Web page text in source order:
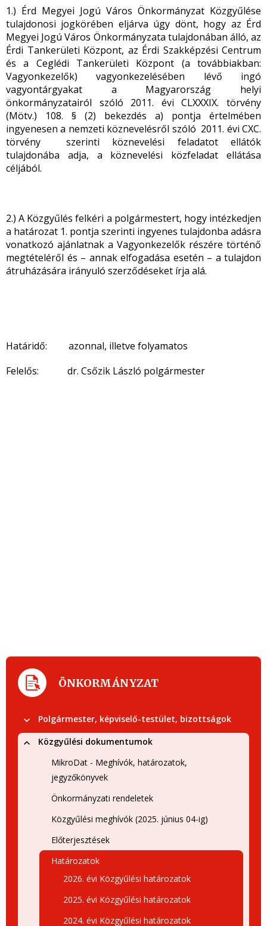
1.) Érd Megyei Jogú Város Önkormányzat Közgyűlése
tulajdonosi jogkörében eljárva úgy dönt, hogy az Érd
Megyei Jogú Város Önkormányzata tulajdonában álló, az
Érdi Tankerületi Központ, az Érdi Szakképzési Centrum
és a Ceglédi Tankerületi Központ (a továbbiakban:
Vagyonkezelők) vagyonkezelésében lévő ingó
vagyontárgyakat a Magyarország helyi
önkormányzatairól szóló 2011. évi CLXXXIX. törvény
(Mötv.) 108. § (2) bekezdés a) pontja értelmében
ingyenesen a nemzeti köznevelésről szóló 2011. évi CXC.
törvény szerinti köznevelési feladatot ellátók
tulajdonába adja, a köznevelési közfeladat ellátása
céljából.
2.) A Közgyűlés felkéri a polgármestert, hogy intézkedjen
a határozat 1. pontja szerinti ingyenes tulajdonba adásra
vonatkozó ajánlatnak a Vagyonkezelők részére történő
megtételéről és – annak elfogadása esetén – a tulajdon
átruházására irányuló szerződéseket írja alá.
Határidő: azonnal, illetve folyamatos
Felelős: dr. Csőzik László polgármester
ÖNKORMÁNYZAT
Polgármester, képviselő-testület, bizottságok
Közgyűlési dokumentumok
MikroDat - Meghívók, határozatok,
jegyzőkönyvek
Önkormányzati rendeletek
Közgyűlési meghívók (2025. június 04-ig)
Előterjesztések
Határozatok
2026. évi Közgyűlési határozatok
2025. évi Közgyűlési határozatok
2024. évi Közgyűlési határozatok